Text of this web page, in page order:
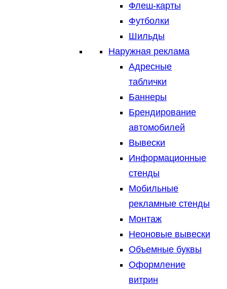
Флеш-карты
Футболки
Шильды
Наружная реклама
Адресные
таблички
Баннеры
Брендирование
автомобилей
Вывески
Информационные
стенды
Мобильные
рекламные стенды
Монтаж
Неоновые вывески
Объемные буквы
Оформление
витрин